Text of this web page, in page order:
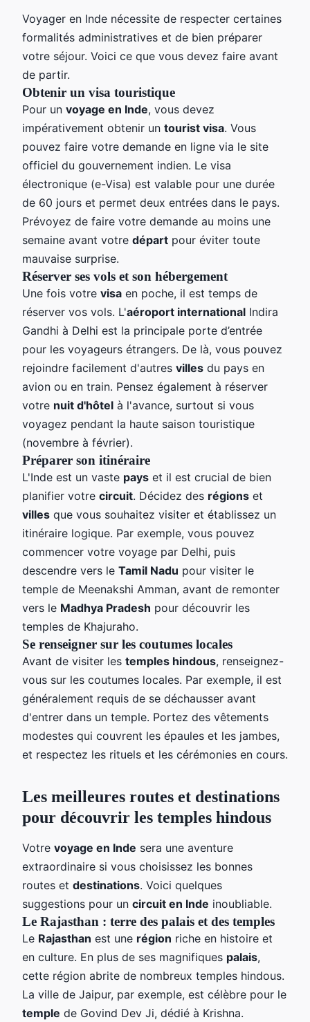
Voyager en Inde nécessite de respecter certaines
formalités administratives et de bien préparer
votre séjour. Voici ce que vous devez faire avant
de partir.
Obtenir un visa touristique
Pour un voyage en Inde, vous devez
impérativement obtenir un tourist visa. Vous
pouvez faire votre demande en ligne via le site
officiel du gouvernement indien. Le visa
électronique (e-Visa) est valable pour une durée
de 60 jours et permet deux entrées dans le pays.
Prévoyez de faire votre demande au moins une
semaine avant votre départ pour éviter toute
mauvaise surprise.
Réserver ses vols et son hébergement
Une fois votre visa en poche, il est temps de
réserver vos vols. L'aéroport international Indira
Gandhi à Delhi est la principale porte d’entrée
pour les voyageurs étrangers. De là, vous pouvez
rejoindre facilement d'autres villes du pays en
avion ou en train. Pensez également à réserver
votre nuit d'hôtel à l'avance, surtout si vous
voyagez pendant la haute saison touristique
(novembre à février).
Préparer son itinéraire
L'Inde est un vaste pays et il est crucial de bien
planifier votre circuit. Décidez des régions et
villes que vous souhaitez visiter et établissez un
itinéraire logique. Par exemple, vous pouvez
commencer votre voyage par Delhi, puis
descendre vers le Tamil Nadu pour visiter le
temple de Meenakshi Amman, avant de remonter
vers le Madhya Pradesh pour découvrir les
temples de Khajuraho.
Se renseigner sur les coutumes locales
Avant de visiter les temples hindous, renseignez-
vous sur les coutumes locales. Par exemple, il est
généralement requis de se déchausser avant
d'entrer dans un temple. Portez des vêtements
modestes qui couvrent les épaules et les jambes,
et respectez les rituels et les cérémonies en cours.
Les meilleures routes et destinations
pour découvrir les temples hindous
Votre voyage en Inde sera une aventure
extraordinaire si vous choisissez les bonnes
routes et destinations. Voici quelques
suggestions pour un circuit en Inde inoubliable.
Le Rajasthan : terre des palais et des temples
Le Rajasthan est une région riche en histoire et
en culture. En plus de ses magnifiques palais,
cette région abrite de nombreux temples hindous.
La ville de Jaipur, par exemple, est célèbre pour le
temple de Govind Dev Ji, dédié à Krishna.